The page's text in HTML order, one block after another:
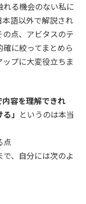
る機会のない私に
語以外で解説され
点、アビタスのテ
に絞ってまとめら
プに大変役立ちま
内容を理解できれ
」 というのは本当
点
、自分には次のよ